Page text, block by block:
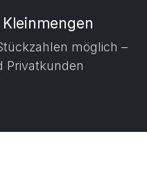
möglich –
Privatkunden